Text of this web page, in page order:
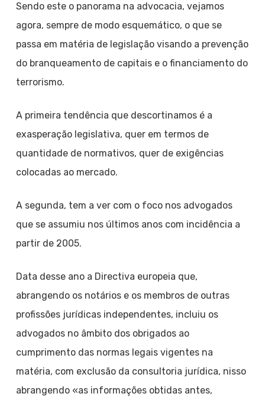
Sendo este o panorama na advocacia, vejamos
agora, sempre de modo esquemático, o que se
passa em matéria de legislação visando a prevenção
do branqueamento de capitais e o financiamento do
terrorismo.
A primeira tendência que descortinamos é a
exasperação legislativa, quer em termos de
quantidade de normativos, quer de exigências
colocadas ao mercado.
A segunda, tem a ver com o foco nos advogados
que se assumiu nos últimos anos com incidência a
partir de 2005.
Data desse ano a Directiva europeia que,
abrangendo os notários e os membros de outras
profissões jurídicas independentes, incluiu os
advogados no âmbito dos obrigados ao
cumprimento das normas legais vigentes na
matéria, com exclusão da consultoria jurídica, nisso
abrangendo «as informações obtidas antes,